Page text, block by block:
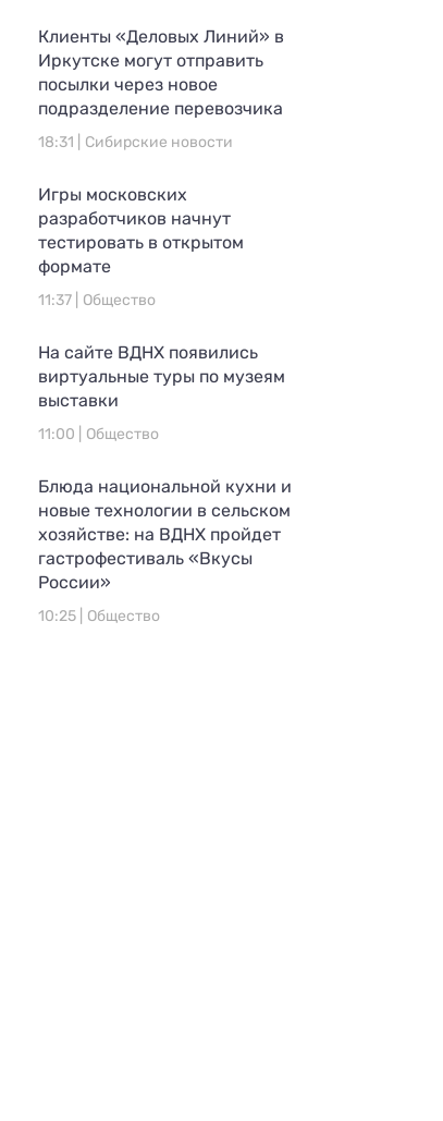
Клиенты «Деловых Линий» в
Иркутске могут отправить
посылки через новое
подразделение перевозчика
18:31 | Сибирские новости
Игры московских
разработчиков начнут
тестировать в открытом
формате
11:37 | Общество
На сайте ВДНХ появились
виртуальные туры по музеям
выставки
11:00 | Общество
Блюда национальной кухни и
новые технологии в сельском
хозяйстве: на ВДНХ пройдет
гастрофестиваль «Вкусы
России»
10:25 | Общество